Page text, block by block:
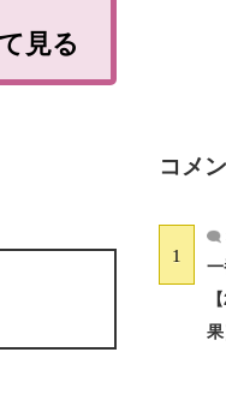
見る
コメ
1